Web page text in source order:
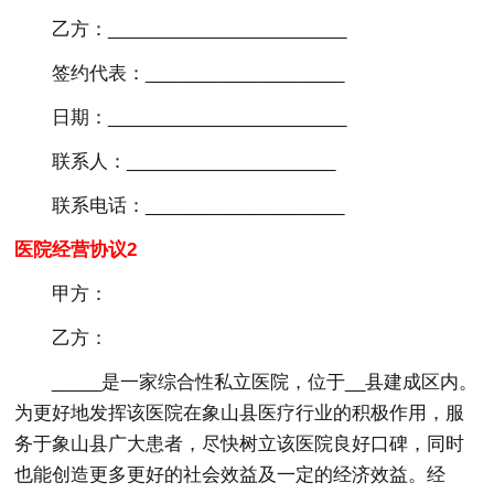
乙方：________________________
签约代表：____________________
日期：________________________
联系人：_____________________
联系电话：____________________
医院经营协议2
甲方：
乙方：
_____是一家综合性私立医院，位于__县建成区内。
为更好地发挥该医院在象山县医疗行业的积极作用，服
务于象山县广大患者，尽快树立该医院良好口碑，同时
也能创造更多更好的社会效益及一定的经济效益。经